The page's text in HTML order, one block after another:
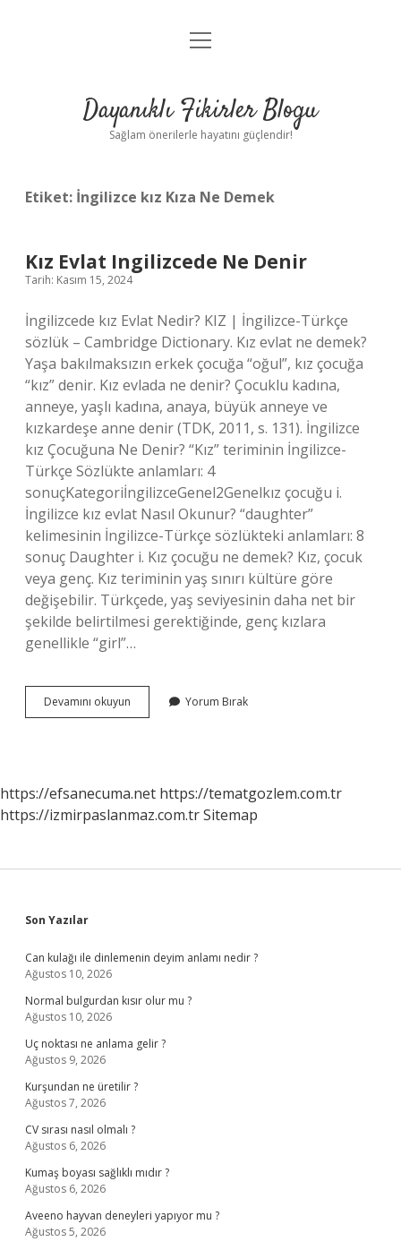
Anasayfa
Yasal Uyarı
menüyü
Dayanıklı Fikirler Blogu
Sağlam önerilerle hayatını güçlendir!
Etiket: İngilizce kız Kıza Ne Demek
Kız Evlat Ingilizcede Ne Denir
Tarih: Kasım 15, 2024
İngilizcede kız Evlat Nedir? KIZ | İngilizce-Türkçe
sözlük – Cambridge Dictionary. Kız evlat ne demek?
Yaşa bakılmaksızın erkek çocuğa “oğul”, kız çocuğa
“kız” denir. Kız evlada ne denir? Çocuklu kadına,
anneye, yaşlı kadına, anaya, büyük anneye ve
kızkardeşe anne denir (TDK, 2011, s. 131). İngilizce
kız Çocuğuna Ne Denir? “Kız” teriminin İngilizce-
Türkçe Sözlükte anlamları: 4
sonuçKategoriİngilizceGenel2Genelkız çocuğu i.
İngilizce kız evlat Nasıl Okunur? “daughter”
kelimesinin İngilizce-Türkçe sözlükteki anlamları: 8
sonuç Daughter i. Kız çocuğu ne demek? Kız, çocuk
veya genç. Kız teriminin yaş sınırı kültüre göre
değişebilir. Türkçede, yaş seviyesinin daha net bir
şekilde belirtilmesi gerektiğinde, genç kızlara
genellikle “girl”…
Devamını okuyun
Evlat
Yorum Bırak
https://efsanecuma.net https://tematgozlem.com.tr
https://izmirpaslanmaz.com.trSitemap
Sidebar
Son Yazılar
Can kulağı ile dinlemenin deyim anlamı nedir ?
Ağustos 10, 2026
Normal bulgurdan kısır olur mu ?
Ağustos 10, 2026
Uç noktası ne anlama gelir ?
Ağustos 9, 2026
Kurşundan ne üretilir ?
Ağustos 7, 2026
CV sırası nasıl olmalı ?
Ağustos 6, 2026
Kumaş boyası sağlıklı mıdır ?
Ağustos 6, 2026
Aveeno hayvan deneyleri yapıyor mu ?
Ağustos 5, 2026